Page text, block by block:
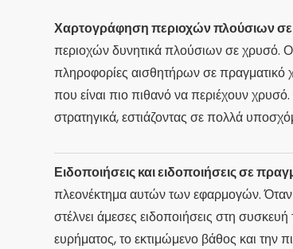
Χαρτογράφηση περιοχών πλούσιων
περιοχών δυνητικά πλούσιων σε χρυσό.
πληροφορίες αισθητήρων σε πραγματικό
που είναι πιο πιθανό να περιέχουν
στρατηγικά, εστιάζοντας σε πολλά
Ειδοποιήσεις και ειδοποιήσεις σε
πλεονέκτημα αυτών των εφαρμογών.
στέλνει άμεσες ειδοποιήσεις στη
ευρήματος, το εκτιμώμενο βάθος και την